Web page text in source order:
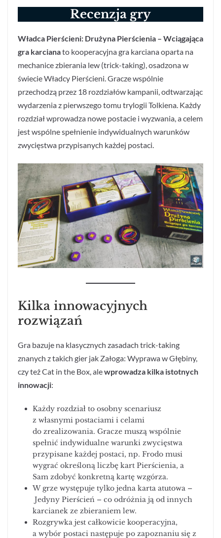
Recenzja gry
Władca Pierścieni: Drużyna Pierścienia – Wciągająca
gra karcianato kooperacyjna gra karciana oparta na
mechanice zbierania lew (trick-taking), osadzona w
świecie Władcy Pierścieni. Gracze wspólnie
przechodzą przez 18 rozdziałów kampanii, odtwarzając
wydarzenia z pierwszego tomu trylogii Tolkiena. Każdy
rozdział wprowadza nowe postacie i wyzwania, a celem
jest wspólne spełnienie indywidualnych warunków
zwycięstwa przypisanych każdej postaci.
Kilka innowacyjnych
rozwiązań
Gra bazuje na klasycznych zasadach trick-taking
znanych z takich gier jak Załoga: Wyprawa w Głębiny,
czy też Cat in the Box, alewprowadza kilka istotnych
innowacji:
Każdy rozdział to osobny scenariusz
z własnymi postaciami i celami
do zrealizowania. Gracze muszą wspólnie
spełnić indywidualne warunki zwycięstwa
przypisane każdej postaci, np. Frodo musi
wygrać określoną liczbę kart Pierścienia, a
Sam zdobyć konkretną kartę wzgórza.
W grze występuje tylko jedna karta atutowa –
Jedyny Pierścień – co odróżnia ją od innych
karcianek ze zbieraniem lew.
Rozgrywka jest całkowicie kooperacyjna,
a wybór postaci następuje po zapoznaniu się z